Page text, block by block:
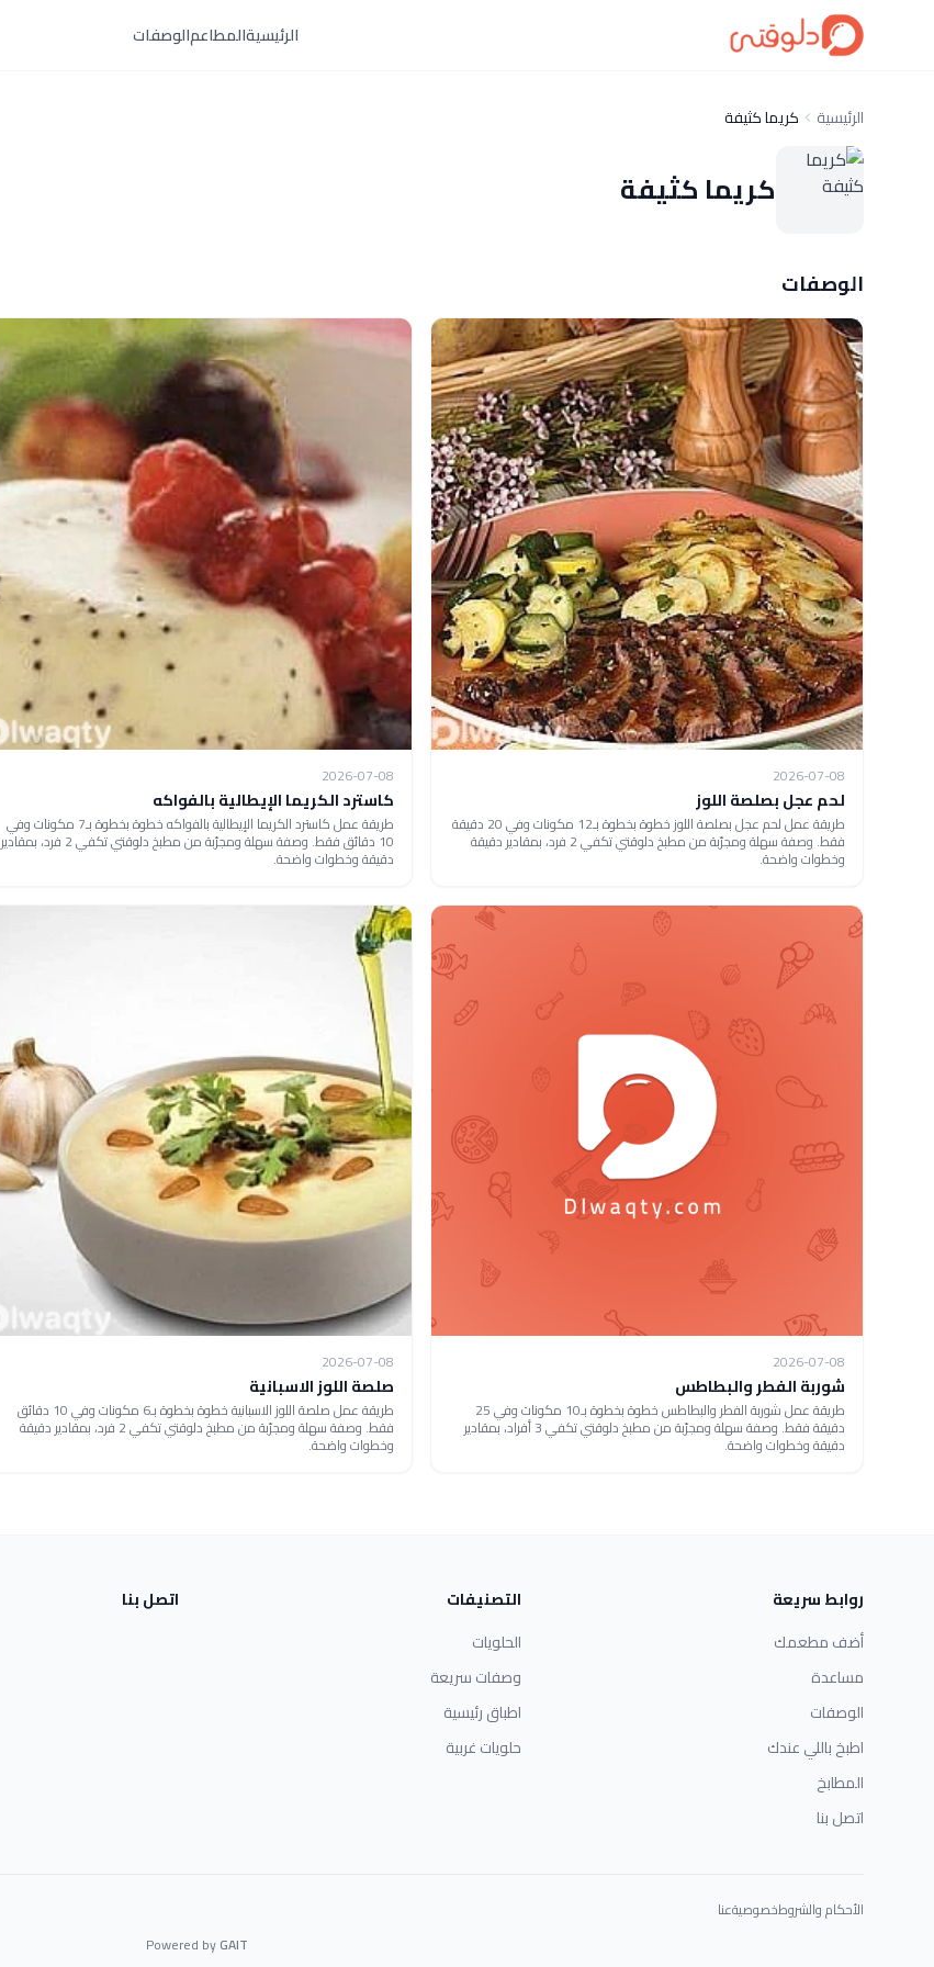
الرئيسيةالمطاعمالوصفات
الرئيسية كريما كثيفة
كريما كثيفة
الوصفات
2026-07-08
لحم عجل بصلصة اللوز
طريقة عمل لحم عجل بصلصة اللوز خطوة بخطوة بـ12 مكونات وفي 20 دقيقة
فقط. وصفة سهلة ومجرّبة من مطبخ دلوقتي تكفي 2 فرد، بمقادير دقيقة
وخطوات واضحة.
2026-07-08
كاسترد الكريما الإيطالية بالفواكه
طريقة عمل كاسترد الكريما الإيطالية بالفواكه خطوة بخطوة بـ7 مكونات وفي
10 دقائق فقط. وصفة سهلة ومجرّبة من مطبخ دلوقتي تكفي 2 فرد، بمقادير
دقيقة وخطوات واضحة.
2026-07-08
شوربة الفطر والبطاطس
طريقة عمل شوربة الفطر والبطاطس خطوة بخطوة بـ10 مكونات وفي 25
دقيقة فقط. وصفة سهلة ومجرّبة من مطبخ دلوقتي تكفي 3 أفراد، بمقادير
دقيقة وخطوات واضحة.
2026-07-08
صلصة اللوز الاسبانية
طريقة عمل صلصة اللوز الاسبانية خطوة بخطوة بـ6 مكونات وفي 10 دقائق
فقط. وصفة سهلة ومجرّبة من مطبخ دلوقتي تكفي 2 فرد، بمقادير دقيقة
وخطوات واضحة.
روابط سريعة
أضف مطعمك
مساعدة
الوصفات
اطبخ باللي عندك
المطابخ
اتصل بنا
التصنيفات
الحلويات
وصفات سريعة
اطباق رئيسية
حلويات غربية
اتصل بنا
الأحكام والشروطخصوصيةعنا
Powered byGAIT